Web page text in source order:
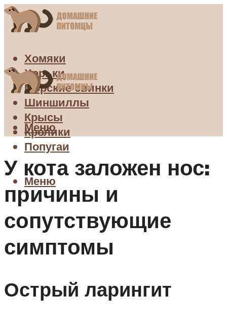
Хомяки
Хорьки
Морские свинки
Шиншиллы
Крысы
Кролики
Попугаи
Меню
Меню
У кота заложен нос:
причины и
сопутствующие
симптомы
Острый ларингит